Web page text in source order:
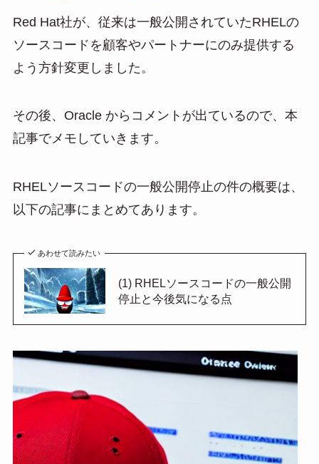
e
n
a
e
ail
Red Hat社が、従来は一般公開されていたRHELの
ソースコードを顧客やパートナーにのみ提供する
よう方針変更しました。
その後、Oracle からコメントが出ているので、本
記事でメモしていきます。
RHELソースコードの一般公開停止の件の概要は、
以下の記事にまとめてあります。
あわせて読みたい
(1) RHELソースコードの一般公開
停止と今後気になる点